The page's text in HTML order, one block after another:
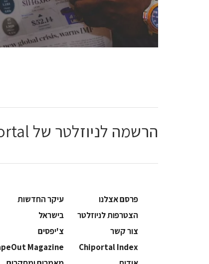
לחץ לפרטים
הרשמה לניוזלטר של ChiPortal
פרסם אצלנו
עיקר החדשות
הצטרפות לניוזלטר
בישראל
צור קשר
צ'יפסים
Chiportal Index
Magazine